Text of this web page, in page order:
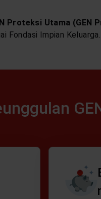
Proteksi Utama (GEN
Fondasi Impian Keluarga.